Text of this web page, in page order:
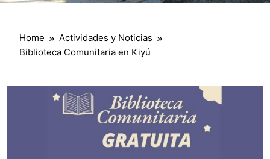
Home
Actividades y Noticias
Biblioteca Comunitaria en Kiyú